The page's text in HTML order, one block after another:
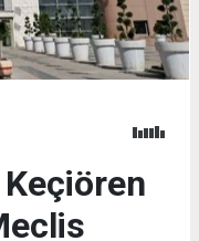
Keçiören